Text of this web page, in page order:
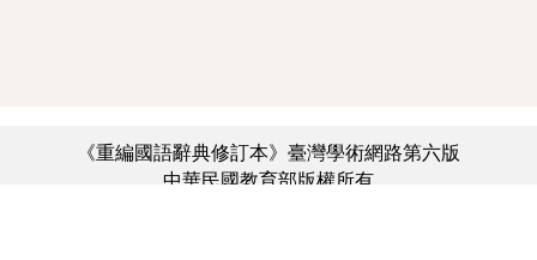
《重編國語辭典修訂本》臺灣學術網路第六版
中華民國教育部版權所有